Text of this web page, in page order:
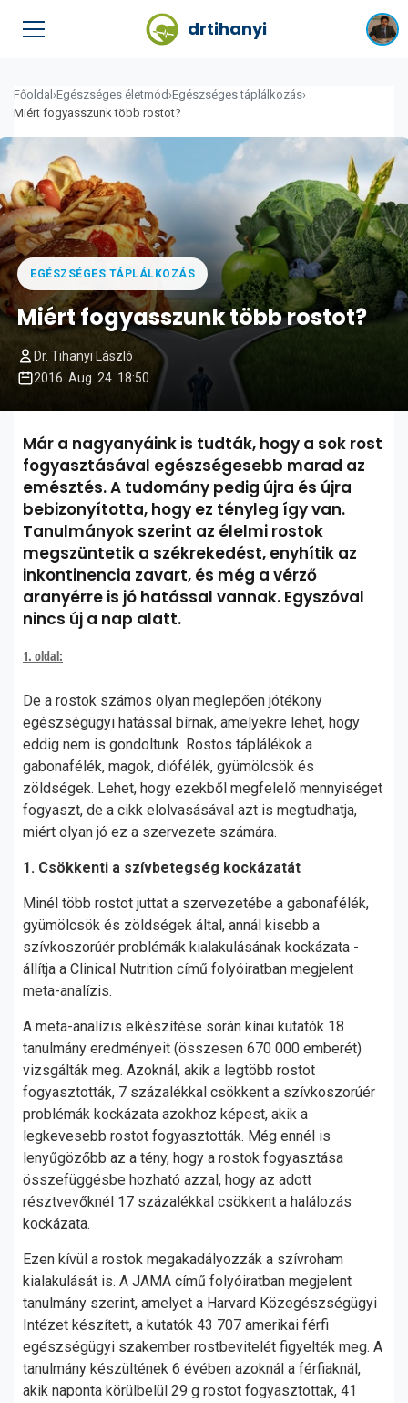
drtihanyi
Főoldal ›Egészséges életmód ›Egészséges táplálkozás›
Miért fogyasszunk több rostot?
EGÉSZSÉGES TÁPLÁLKOZÁS
Miért fogyasszunk több rostot?
Dr. Tihanyi László
2016. Aug. 24. 18:50
Már a nagyanyáink is tudták, hogy a sok rost
fogyasztásával egészségesebb marad az
emésztés. A tudomány pedig újra és újra
bebizonyította, hogy ez tényleg így van.
Tanulmányok szerint az élelmi rostok
megszüntetik a székrekedést, enyhítik az
inkontinencia zavart, és még a vérző
aranyérre is jó hatással vannak. Egyszóval
nincs új a nap alatt.
1. oldal:
De a rostok számos olyan meglepően jótékony
egészségügyi hatással bírnak, amelyekre lehet, hogy
eddig nem is gondoltunk. Rostos táplálékok a
gabonafélék, magok, diófélék, gyümölcsök és
zöldségek. Lehet, hogy ezekből megfelelő mennyiséget
fogyaszt, de a cikk elolvasásával azt is megtudhatja,
miért olyan jó ez a szervezete számára.
1. Csökkenti a szívbetegség kockázatát
Minél több rostot juttat a szervezetébe a gabonafélék,
gyümölcsök és zöldségek által, annál kisebb a
szívkoszorúér problémák kialakulásának kockázata -
állítja a Clinical Nutrition című folyóiratban megjelent
meta-analízis.
A meta-analízis elkészítése során kínai kutatók 18
tanulmány eredményeit (összesen 670 000 emberét)
vizsgálták meg. Azoknál, akik a legtöbb rostot
fogyasztották, 7 százalékkal csökkent a szívkoszorúér
problémák kockázata azokhoz képest, akik a
legkevesebb rostot fogyasztották. Még ennél is
lenyűgözőbb az a tény, hogy a rostok fogyasztása
összefüggésbe hozható azzal, hogy az adott
résztvevőknél 17 százalékkal csökkent a halálozás
kockázata.
Ezen kívül a rostok megakadályozzák a szívroham
kialakulását is. A JAMA című folyóiratban megjelent
tanulmány szerint, amelyet a Harvard Közegészségügyi
Intézet készített, a kutatók 43 707 amerikai férfi
egészségügyi szakember rostbevitelét figyelték meg. A
tanulmány készültének 6 évében azoknál a férfiaknál,
akik naponta körülbelül 29 g rostot fogyasztottak, 41